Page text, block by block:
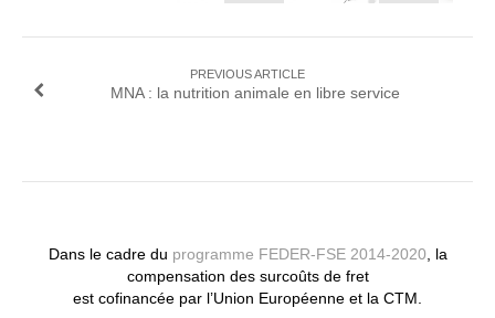
PREVIOUS ARTICLE
MNA : la nutrition animale en libre service
Dans le cadre du programme FEDER-FSE 2014-2020 , la
compensation des surcoûts de fret
est cofinancée par l’Union Européenne et la CTM.